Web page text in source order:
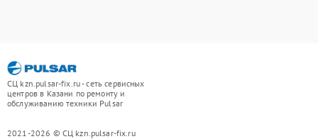
СЦ kzn.pulsar-fix.ru - сеть сервисных
центров в Казани по ремонту и
обслуживанию техники Pulsar
2021-2026 © СЦ kzn.pulsar-fix.ru